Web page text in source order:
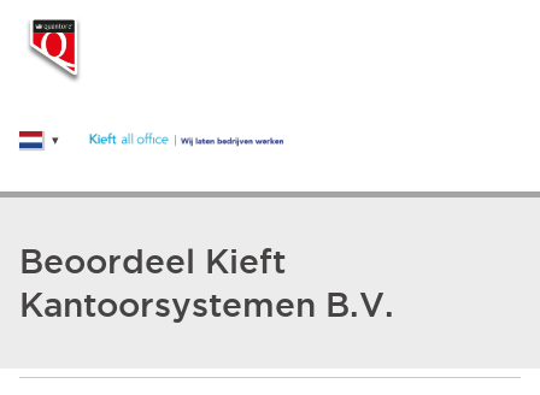
Beoordeel Kieft
Kantoorsystemen B.V.